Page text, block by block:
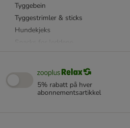
Tyggebein
Tyggestrimler & sticks
Hundekjeks
Vegetar/vegan godbiter
Funksjonelle snacks
Godbiter til valp
5% rabatt på hver
abonnementsartikkel